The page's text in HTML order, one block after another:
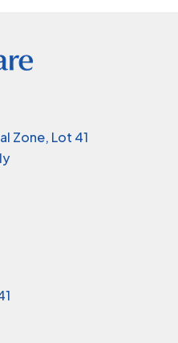
Zone, Lot 41